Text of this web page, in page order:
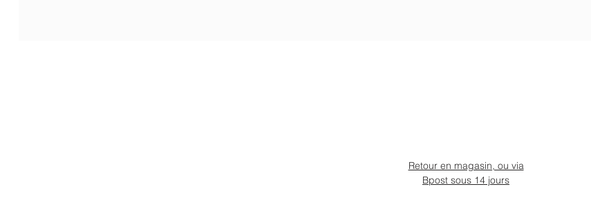
Retour en magasin, ou via
Bpost sous 14 jours